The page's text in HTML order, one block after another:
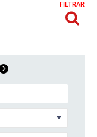
FILTRAR